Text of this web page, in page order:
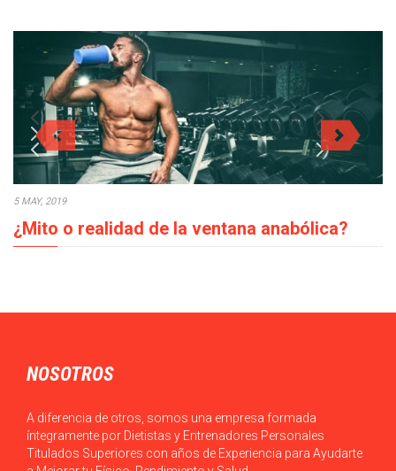
5 MAY, 2019
¿Mito o realidad de la ventana anabólica?
NOSOTROS
A diferencia de otros, somos una empresa formada
íntegramente por Dietistas y Entrenadores Personales
Titulados Superiores con años de Experiencia para Ayudarte